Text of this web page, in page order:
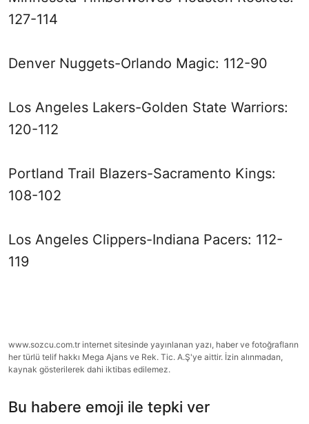
127-114
Denver Nuggets-Orlando Magic: 112-90
Los Angeles Lakers-Golden State Warriors:
120-112
Portland Trail Blazers-Sacramento Kings:
108-102
Los Angeles Clippers-Indiana Pacers: 112-
119
www.sozcu.com.tr internet sitesinde yayınlanan yazı, haber ve fotoğrafların
her türlü telif hakkı Mega Ajans ve Rek. Tic. A.Ş'ye aittir. İzin alınmadan,
kaynak gösterilerek dahi iktibas edilemez.
Bu habere emoji ile tepki ver